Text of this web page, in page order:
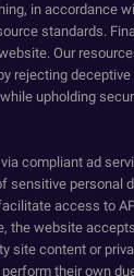
in accordance
standards.
Our
rejecting
upholding
compliant ad
sensitive personal
access to
the website
site content or
their own